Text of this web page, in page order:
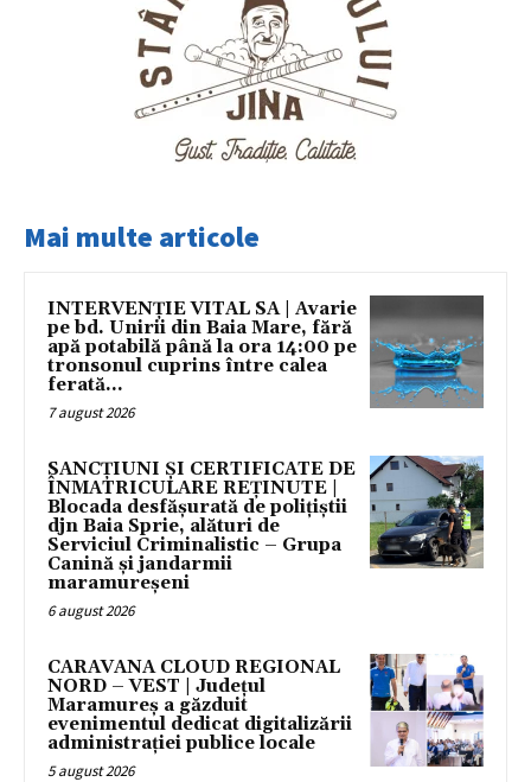
Mai multe articole
INTERVENȚIE VITAL SA | Avarie
pe bd. Unirii din Baia Mare, fără
apă potabilă până la ora 14:00 pe
tronsonul cuprins între calea
ferată...
7 august 2026
SANCȚIUNI ȘI CERTIFICATE DE
ÎNMATRICULARE REȚINUTE |
Blocada desfășurată de polițiștii
djn Baia Sprie, alături de
Serviciul Criminalistic – Grupa
Canină și jandarmii
maramureșeni
6 august 2026
CARAVANA CLOUD REGIONAL
NORD – VEST | Județul
Maramureș a găzduit
evenimentul dedicat digitalizării
administrației publice locale
5 august 2026